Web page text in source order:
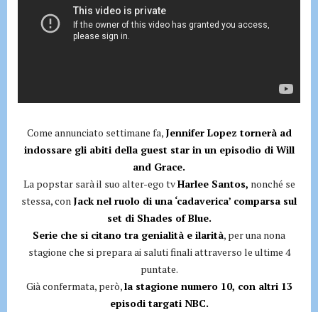
Come annunciato settimane fa, Jennifer Lopez tornerà ad
indossare gli abiti della guest star in un episodio di Will
and Grace.
La popstar sarà il suo alter-ego tvHarlee Santos, nonché se
stessa, con Jack nel ruolo di una ‘cadaverica’ comparsa sul
set di Shades of Blue.
Serie che si citano tra genialità e ilarità, per una nona
stagione che si prepara ai saluti finali attraverso le ultime 4
puntate.
Già confermata, però,la stagione numero 10, con altri 13
episodi targati NBC.